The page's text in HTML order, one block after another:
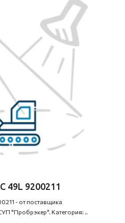
49L 9200211
- от поставщика
"Пробрэкер". Категория: ..